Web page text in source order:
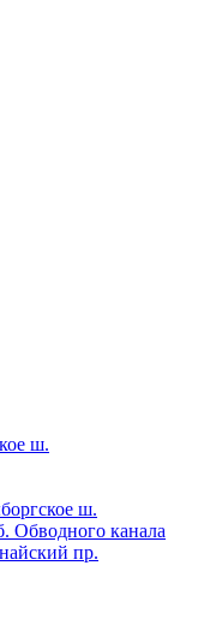
ш.
ш.
Обводного канала
пр.